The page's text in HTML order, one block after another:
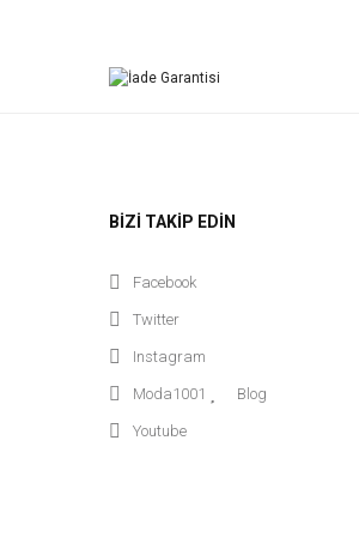
BİZİ TAKİP EDİN
Facebook
Twitter
Instagram
Moda1001 Blog
Youtube